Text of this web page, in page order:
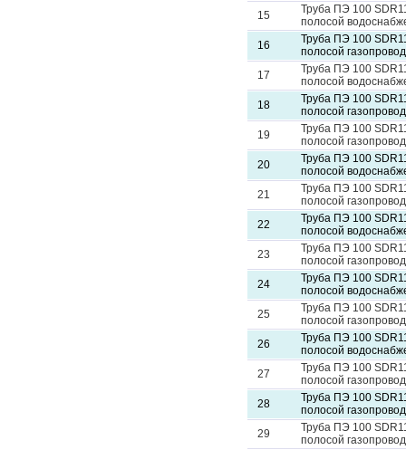
15
Труба ПЭ 100
полосой
16
Труба ПЭ 100
полосой газопровод
17
Труба ПЭ 100
полосой
18
Труба ПЭ 100
полосой газопровод
19
Труба ПЭ 100
полосой газопровод
20
Труба ПЭ 100
полосой
21
Труба ПЭ 100
полосой газопровод
22
Труба ПЭ 100
полосой
23
Труба ПЭ 100
полосой газопровод
24
Труба ПЭ 100
полосой
25
Труба ПЭ 100
полосой газопровод
26
Труба ПЭ 100
полосой
27
Труба ПЭ 100
полосой газопровод
28
Труба ПЭ 100
полосой газопровод
29
Труба ПЭ 100
полосой газопровод